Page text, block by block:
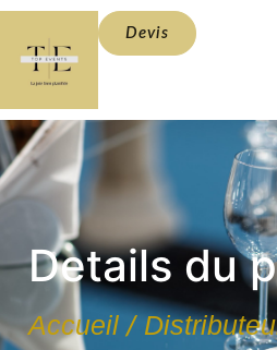
Devis
Details du
Accueil /